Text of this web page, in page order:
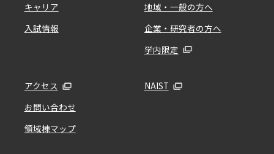
キャリア
入試情報
地域・一般の方へ
企業・研究者の方へ
学内限定
アクセス
お問い合わせ
領域棟マップ
NAIST